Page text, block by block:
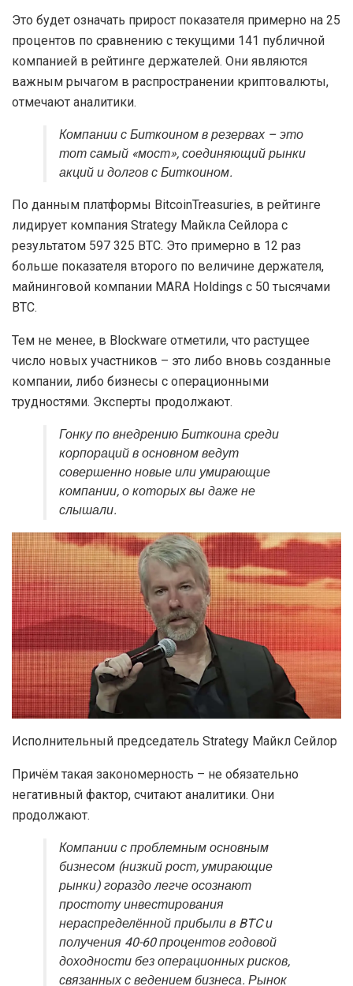
Это будет означать прирост показателя примерно на 25
процентов по сравнению с текущими 141 публичной
компанией в рейтинге держателей. Они являются
важным рычагом в распространении криптовалюты,
отмечают аналитики.
Компании с Биткоином в резервах – это
тот самый «мост», соединяющий рынки
акций и долгов с Биткоином.
По данным платформы BitcoinTreasuries, в рейтинге
лидирует компания Strategy Майкла Сейлора с
результатом 597 325 BTC. Это примерно в 12 раз
больше показателя второго по величине держателя,
майнинговой компании MARA Holdings с 50 тысячами
BTC.
Тем не менее, в Blockware отметили, что растущее
число новых участников – это либо вновь созданные
компании, либо бизнесы с операционными
трудностями. Эксперты продолжают.
Гонку по внедрению Биткоина среди
корпораций в основном ведут
совершенно новые или умирающие
компании, о которых вы даже не
слышали.
Исполнительный председатель Strategy Майкл Сейлор
Причём такая закономерность – не обязательно
негативный фактор, считают аналитики. Они
продолжают.
Компании с проблемным основным
бизнесом (низкий рост, умирающие
рынки) гораздо легче осознают
простоту инвестирования
нераспределённой прибыли в BTC и
получения 40-60 процентов годовой
доходности без операционных рисков,
связанных с ведением бизнеса. Рынок